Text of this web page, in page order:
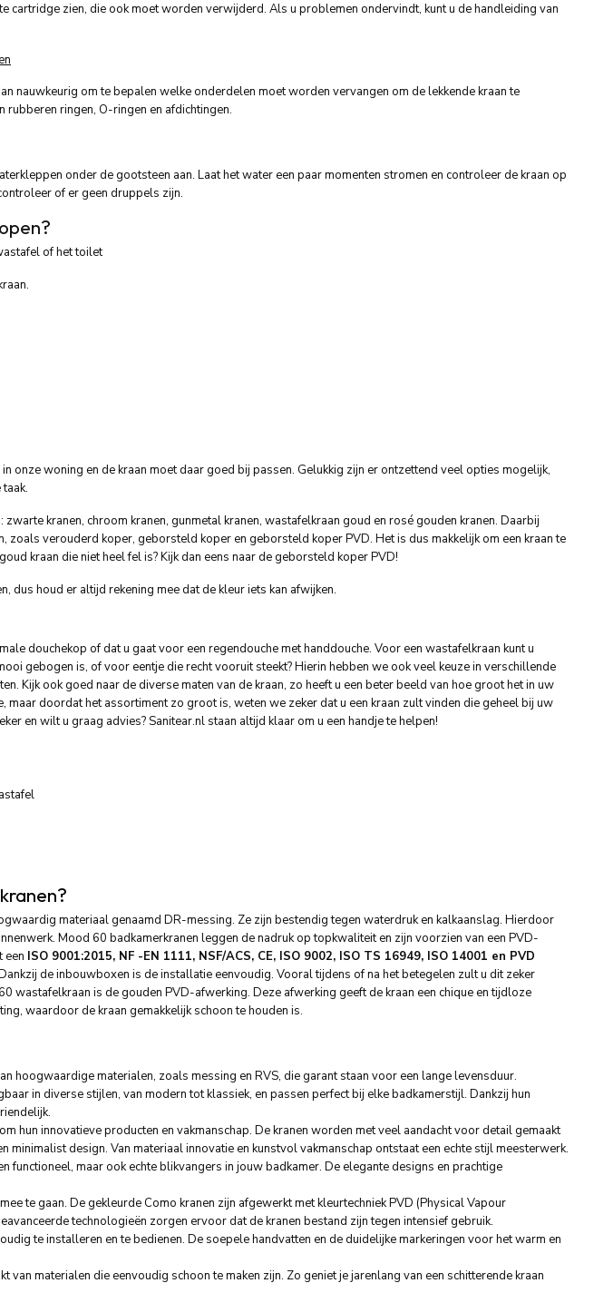
cartridge zien, die ook moet worden verwijderd. Als u problemen ondervindt, kunt u de handleiding van
nauwkeurig om te bepalen welke onderdelen moet worden vervangen om de lekkende kraan te
ringen, O-ringen en afdichtingen.
onder de gootsteen aan. Laat het water een paar momenten stromen en controleer de kraan op
of er geen druppels zijn.
of het toilet
onze woning en de kraan moet daar goed bij passen. Gelukkig zijn er ontzettend veel opties mogelijk,
kranen, chroom kranen, gunmetal kranen, wastafelkraan goud en rosé gouden kranen. Daarbij
zoals verouderd koper, geborsteld koper en geborsteld koper PVD. Het is dus makkelijk om een kraan te
kraan die niet heel fel is? Kijk dan eens naar de geborsteld koper PVD!
dus houd er altijd rekening mee dat de kleur iets kan afwijken.
douchekop of dat u gaat voor een regendouche met handdouche. Voor een wastafelkraan kunt u
gebogen is, of voor eentje die recht vooruit steekt? Hierin hebben we ook veel keuze in verschillende
Kijk ook goed naar de diverse maten van de kraan, zo heeft u een beter beeld van hoe groot het in uw
maar doordat het assortiment zo groot is, weten we zeker dat u een kraan zult vinden die geheel bij uw
en wilt u graag advies? Sanitear.nl staan altijd klaar om u een handje te helpen!
materiaal genaamd DR-messing. Ze zijn bestendig tegen waterdruk en kalkaanslag. Hierdoor
Mood 60 badkamerkranen leggen de nadruk op topkwaliteit en zijn voorzien van een PVD-
een ISO 9001:2015, NF -EN 1111, NSF/ACS, CE, ISO 9002, ISO TS 16949, ISO 14001 en PVD
de inbouwboxen is de installatie eenvoudig. Vooral tijdens of na het betegelen zult u dit zeker
wastafelkraan is de gouden PVD-afwerking. Deze afwerking geeft de kraan een chique en tijdloze
waardoor de kraan gemakkelijk schoon te houden is.
hoogwaardige materialen, zoals messing en RVS, die garant staan voor een lange levensduur.
in diverse stijlen, van modern tot klassiek, en passen perfect bij elke badkamerstijl. Dankzij hun
hun innovatieve producten en vakmanschap. De kranen worden met veel aandacht voor detail gemaakt
minimalist design. Van materiaal innovatie en kunstvol vakmanschap ontstaat een echte stijl meesterwerk.
functioneel, maar ook echte blikvangers in jouw badkamer. De elegante designs en prachtige
te gaan. De gekleurde Como kranen zijn afgewerkt met kleurtechniek PVD (Physical Vapour
technologieën zorgen ervoor dat de kranen bestand zijn tegen intensief gebruik.
te installeren en te bedienen. De soepele handvatten en de duidelijke markeringen voor het warm en
van materialen die eenvoudig schoon te maken zijn. Zo geniet je jarenlang van een schitterende kraan